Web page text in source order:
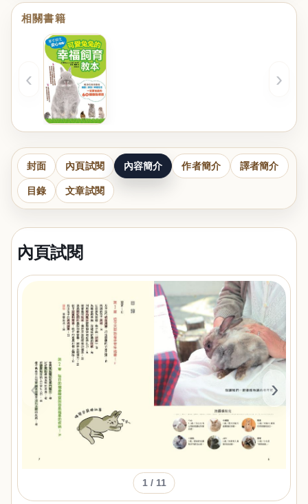
相關書籍
‹ ›
封面 內頁試閱 內容簡介 作者簡介 譯者簡介
目錄 文章試閱
內頁試閱
‹ ›
1/ 11